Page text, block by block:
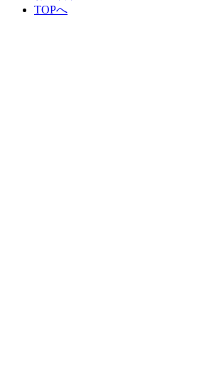
TOPへ